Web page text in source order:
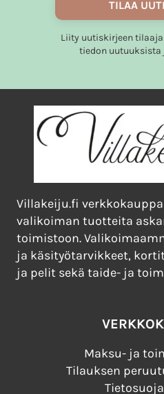
TILAA
Liity uutiskirjeen
tiedon
Villakeiju.fi
valikoiman tuotteita
toimistoon.
ja käsityötarvikkeet,
ja pelit sekä taide- ja
Maksu- ja
Tilauksen